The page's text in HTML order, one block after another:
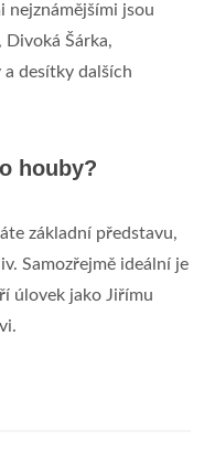
nejznámějšími jsou
Divoká Šárka,
desítky dalších
houby?
základní představu,
Samozřejmě ideální je
úlovek jako Jiřímu